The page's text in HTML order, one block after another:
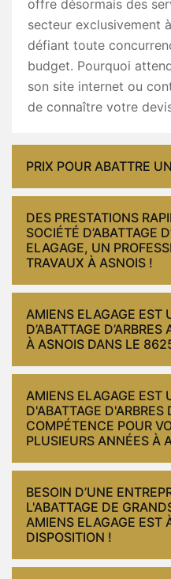
offre désormais des
secteur exclusivement
défiant toute
budget. Pourquoi
son site internet ou
de connaître votre
PRIX POUR ABATTRE
DES PRESTATIONS
SOCIÉTÉ D’ABATTAGE
ELAGAGE, UN
TRAVAUX À ASNOIS !
AMIENS ELAGAGE EST
D’ABATTAGE
À ASNOIS DANS LE
AMIENS ELAGAGE EST
D'ABATTAGE D'ARBRES
COMPÉTENCE POUR
PLUSIEURS ANNÉES À
BESOIN D’UNE
L'ABATTAGE DE
AMIENS ELAGAGE EST
DISPOSITION !